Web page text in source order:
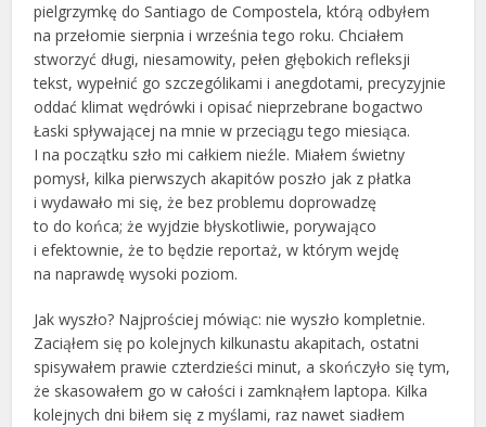
pielgrzymkę do Santiago de Compostela, którą odbyłem
na przełomie sierpnia i września tego roku. Chciałem
stworzyć długi, niesamowity, pełen głębokich refleksji
tekst, wypełnić go szczególikami i anegdotami, precyzyjnie
oddać klimat wędrówki i opisać nieprzebrane bogactwo
Łaski spływającej na mnie w przeciągu tego miesiąca.
I na początku szło mi całkiem nieźle. Miałem świetny
pomysł, kilka pierwszych akapitów poszło jak z płatka
i wydawało mi się, że bez problemu doprowadzę
to do końca; że wyjdzie błyskotliwie, porywająco
i efektownie, że to będzie reportaż, w którym wejdę
na naprawdę wysoki poziom.
Jak wyszło? Najprościej mówiąc: nie wyszło kompletnie.
Zaciąłem się po kolejnych kilkunastu akapitach, ostatni
spisywałem prawie czterdzieści minut, a skończyło się tym,
że skasowałem go w całości i zamknąłem laptopa. Kilka
kolejnych dni biłem się z myślami, raz nawet siadłem